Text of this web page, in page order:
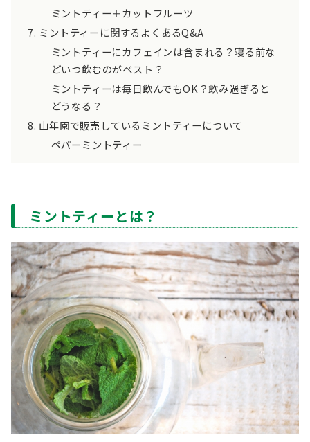
ミントティー＋カットフルーツ
ミントティーに関するよくあるQ&A
ミントティーにカフェインは含まれる？寝る前な
どいつ飲むのがベスト？
ミントティーは毎日飲んでもOK？飲み過ぎると
どうなる？
山年園で販売しているミントティーについて
ペパーミントティー
ミントティーとは？